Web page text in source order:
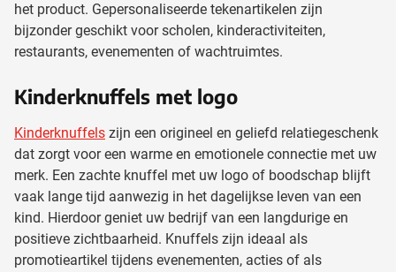
het product. Gepersonaliseerde tekenartikelen zijn
bijzonder geschikt voor scholen, kinderactiviteiten,
restaurants, evenementen of wachtruimtes.
Kinderknuffels met logo
Kinderknuffels zijn een origineel en geliefd relatiegeschenk
dat zorgt voor een warme en emotionele connectie met uw
merk. Een zachte knuffel met uw logo of boodschap blijft
vaak lange tijd aanwezig in het dagelijkse leven van een
kind. Hierdoor geniet uw bedrijf van een langdurige en
positieve zichtbaarheid. Knuffels zijn ideaal als
promotieartikel tijdens evenementen, acties of als